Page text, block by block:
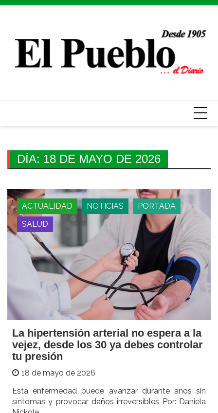
Skip
DÍA: 18 DE MAYO DE 2026
ACTUALIDAD NOTICIAS
PORTADA
SALUD
La hipertensión arterial no espera a la
vejez, desde los 30 ya debes controlar
tu presión
18 de mayo de 2026
Esta enfermedad puede avanzar durante años sin
síntomas y provocar daños irreversibles Por: Daniela